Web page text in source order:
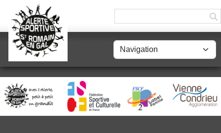
Panneau de gestion des cookies